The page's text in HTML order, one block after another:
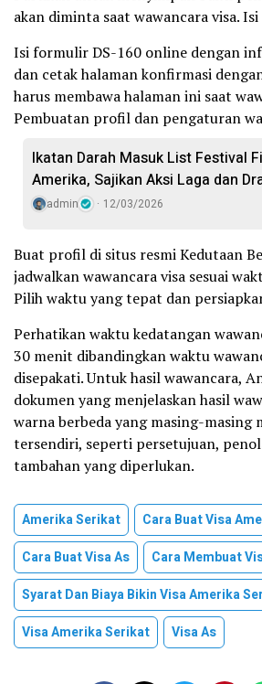
akan diminta saat wawancara visa.
Isi formulir DS-160 online dengan
dan cetak halaman konfirmasi
harus membawa halaman ini saat
Pembuatan profil dan pengaturan
Ikatan Darah Masuk List Festival
Amerika, Sajikan Aksi Laga dan
admin 12/03/2026
Buat profil di situs resmi Kedutaan
jadwalkan wawancara visa sesuai
Pilih waktu yang tepat dan
Perhatikan waktu kedatangan
30 menit dibandingkan waktu
disepakati. Untuk hasil wawancara,
dokumen yang menjelaskan hasil
warna berbeda yang masing-masing
tersendiri, seperti persetujuan,
tambahan yang diperlukan.
Amerika Serikat
Cara Buat Visa
Cara Buat Visa As
Cara Membuat
Syarat Dan Biaya Bikin Visa Amerika
Visa Amerika Serikat
Visa As